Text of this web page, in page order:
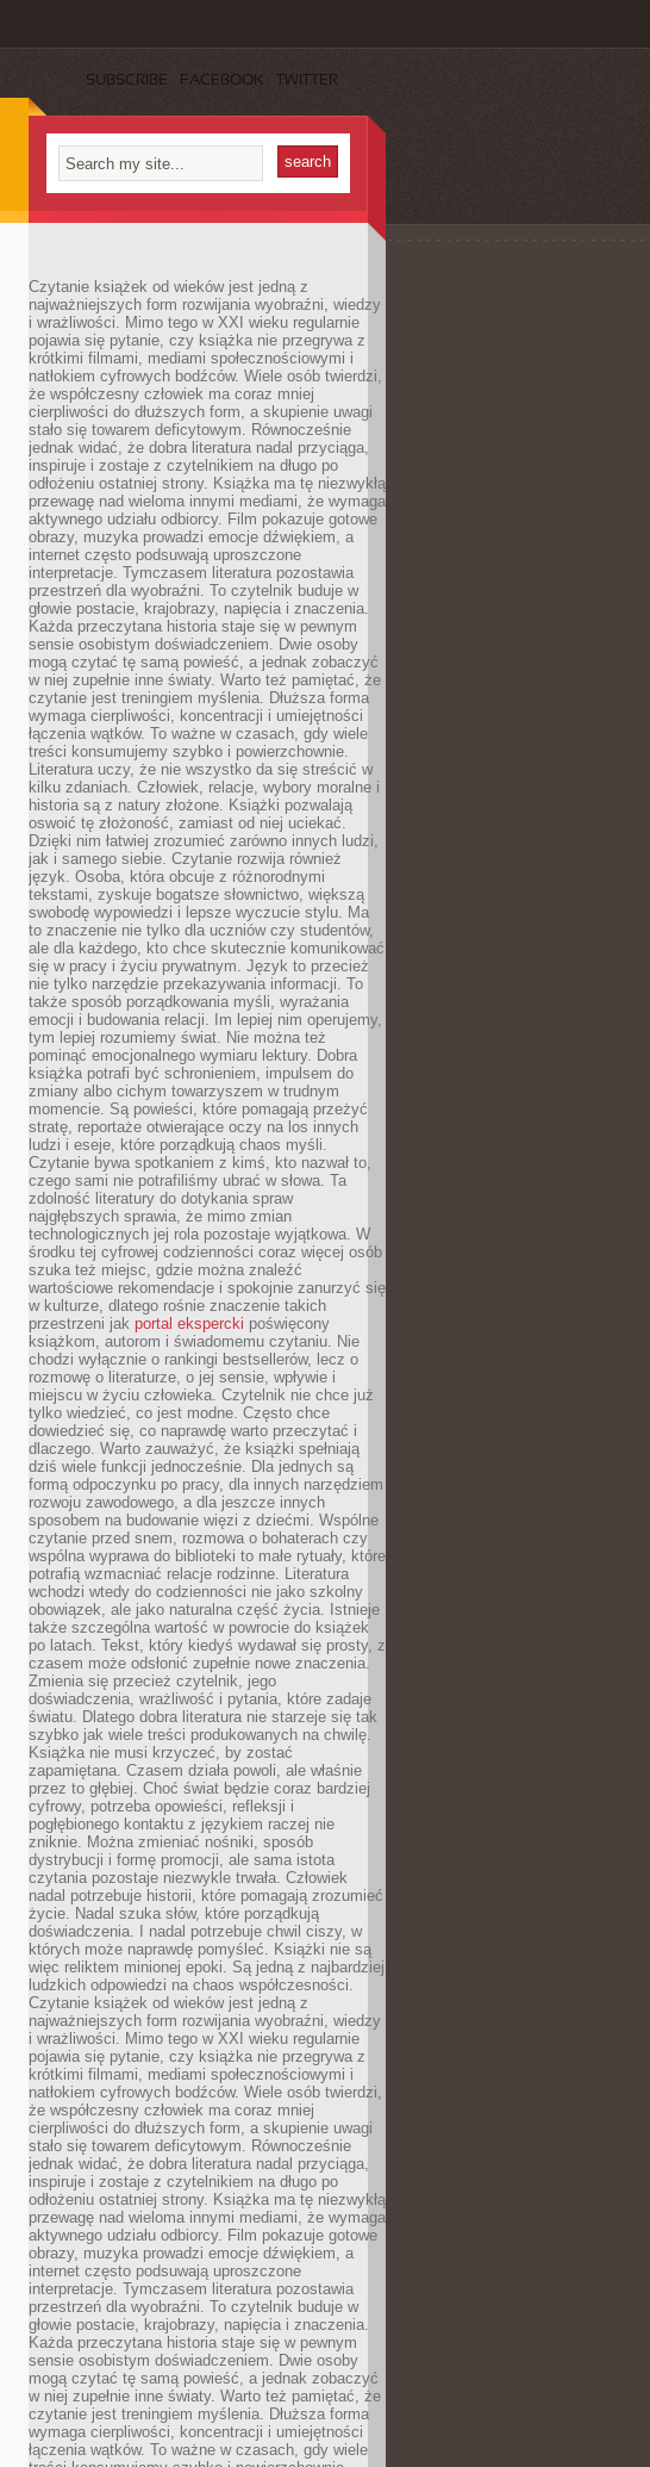
SUBSCRIBE FACEBOOK TWITTER
Czytanie książek od wieków jest jedną z
najważniejszych form rozwijania wyobraźni, wiedzy
i wrażliwości. Mimo tego w XXI wieku regularnie
pojawia się pytanie, czy książka nie przegrywa z
krótkimi filmami, mediami społecznościowymi i
natłokiem cyfrowych bodźców. Wiele osób twierdzi,
że współczesny człowiek ma coraz mniej
cierpliwości do dłuższych form, a skupienie uwagi
stało się towarem deficytowym. Równocześnie
jednak widać, że dobra literatura nadal przyciąga,
inspiruje i zostaje z czytelnikiem na długo po
odłożeniu ostatniej strony. Książka ma tę niezwykłą
przewagę nad wieloma innymi mediami, że wymaga
aktywnego udziału odbiorcy. Film pokazuje gotowe
obrazy, muzyka prowadzi emocje dźwiękiem, a
internet często podsuwają uproszczone
interpretacje. Tymczasem literatura pozostawia
przestrzeń dla wyobraźni. To czytelnik buduje w
głowie postacie, krajobrazy, napięcia i znaczenia.
Każda przeczytana historia staje się w pewnym
sensie osobistym doświadczeniem. Dwie osoby
mogą czytać tę samą powieść, a jednak zobaczyć
w niej zupełnie inne światy. Warto też pamiętać, że
czytanie jest treningiem myślenia. Dłuższa forma
wymaga cierpliwości, koncentracji i umiejętności
łączenia wątków. To ważne w czasach, gdy wiele
treści konsumujemy szybko i powierzchownie.
Literatura uczy, że nie wszystko da się streścić w
kilku zdaniach. Człowiek, relacje, wybory moralne i
historia są z natury złożone. Książki pozwalają
oswoić tę złożoność, zamiast od niej uciekać.
Dzięki nim łatwiej zrozumieć zarówno innych ludzi,
jak i samego siebie. Czytanie rozwija również
język. Osoba, która obcuje z różnorodnymi
tekstami, zyskuje bogatsze słownictwo, większą
swobodę wypowiedzi i lepsze wyczucie stylu. Ma
to znaczenie nie tylko dla uczniów czy studentów,
ale dla każdego, kto chce skutecznie komunikować
się w pracy i życiu prywatnym. Język to przecież
nie tylko narzędzie przekazywania informacji. To
także sposób porządkowania myśli, wyrażania
emocji i budowania relacji. Im lepiej nim operujemy,
tym lepiej rozumiemy świat. Nie można też
pominąć emocjonalnego wymiaru lektury. Dobra
książka potrafi być schronieniem, impulsem do
zmiany albo cichym towarzyszem w trudnym
momencie. Są powieści, które pomagają przeżyć
stratę, reportaże otwierające oczy na los innych
ludzi i eseje, które porządkują chaos myśli.
Czytanie bywa spotkaniem z kimś, kto nazwał to,
czego sami nie potrafiliśmy ubrać w słowa. Ta
zdolność literatury do dotykania spraw
najgłębszych sprawia, że mimo zmian
technologicznych jej rola pozostaje wyjątkowa. W
środku tej cyfrowej codzienności coraz więcej osób
szuka też miejsc, gdzie można znaleźć
wartościowe rekomendacje i spokojnie zanurzyć się
w kulturze, dlatego rośnie znaczenie takich
przestrzeni jak portal ekspercki poświęcony
książkom, autorom i świadomemu czytaniu. Nie
chodzi wyłącznie o rankingi bestsellerów, lecz o
rozmowę o literaturze, o jej sensie, wpływie i
miejscu w życiu człowieka. Czytelnik nie chce już
tylko wiedzieć, co jest modne. Często chce
dowiedzieć się, co naprawdę warto przeczytać i
dlaczego. Warto zauważyć, że książki spełniają
dziś wiele funkcji jednocześnie. Dla jednych są
formą odpoczynku po pracy, dla innych narzędziem
rozwoju zawodowego, a dla jeszcze innych
sposobem na budowanie więzi z dziećmi. Wspólne
czytanie przed snem, rozmowa o bohaterach czy
wspólna wyprawa do biblioteki to małe rytuały, które
potrafią wzmacniać relacje rodzinne. Literatura
wchodzi wtedy do codzienności nie jako szkolny
obowiązek, ale jako naturalna część życia. Istnieje
także szczególna wartość w powrocie do książek
po latach. Tekst, który kiedyś wydawał się prosty, z
czasem może odsłonić zupełnie nowe znaczenia.
Zmienia się przecież czytelnik, jego
doświadczenia, wrażliwość i pytania, które zadaje
światu. Dlatego dobra literatura nie starzeje się tak
szybko jak wiele treści produkowanych na chwilę.
Książka nie musi krzyczeć, by zostać
zapamiętana. Czasem działa powoli, ale właśnie
przez to głębiej. Choć świat będzie coraz bardziej
cyfrowy, potrzeba opowieści, refleksji i
pogłębionego kontaktu z językiem raczej nie
zniknie. Można zmieniać nośniki, sposób
dystrybucji i formę promocji, ale sama istota
czytania pozostaje niezwykle trwała. Człowiek
nadal potrzebuje historii, które pomagają zrozumieć
życie. Nadal szuka słów, które porządkują
doświadczenia. I nadal potrzebuje chwil ciszy, w
których może naprawdę pomyśleć. Książki nie są
więc reliktem minionej epoki. Są jedną z najbardziej
ludzkich odpowiedzi na chaos współczesności.
Czytanie książek od wieków jest jedną z
najważniejszych form rozwijania wyobraźni, wiedzy
i wrażliwości. Mimo tego w XXI wieku regularnie
pojawia się pytanie, czy książka nie przegrywa z
krótkimi filmami, mediami społecznościowymi i
natłokiem cyfrowych bodźców. Wiele osób twierdzi,
że współczesny człowiek ma coraz mniej
cierpliwości do dłuższych form, a skupienie uwagi
stało się towarem deficytowym. Równocześnie
jednak widać, że dobra literatura nadal przyciąga,
inspiruje i zostaje z czytelnikiem na długo po
odłożeniu ostatniej strony. Książka ma tę niezwykłą
przewagę nad wieloma innymi mediami, że wymaga
aktywnego udziału odbiorcy. Film pokazuje gotowe
obrazy, muzyka prowadzi emocje dźwiękiem, a
internet często podsuwają uproszczone
interpretacje. Tymczasem literatura pozostawia
przestrzeń dla wyobraźni. To czytelnik buduje w
głowie postacie, krajobrazy, napięcia i znaczenia.
Każda przeczytana historia staje się w pewnym
sensie osobistym doświadczeniem. Dwie osoby
mogą czytać tę samą powieść, a jednak zobaczyć
w niej zupełnie inne światy. Warto też pamiętać, że
czytanie jest treningiem myślenia. Dłuższa forma
wymaga cierpliwości, koncentracji i umiejętności
łączenia wątków. To ważne w czasach, gdy wiele